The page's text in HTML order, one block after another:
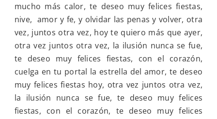
mucho más calor, te deseo muy felices fiestas,
nive, amor y fe, y olvidar las penas y volver, otra
vez, juntos otra vez, hoy te quiero más que ayer,
otra vez juntos otra vez, la ilusión nunca se fue,
te deseo muy felices fiestas, con el corazón,
cuelga en tu portal la estrella del amor, te deseo
muy felices fiestas hoy, otra vez juntos otra vez,
la ilusión nunca se fue, te deseo muy felices
fiestas, con el corazón, te deseo muy felices